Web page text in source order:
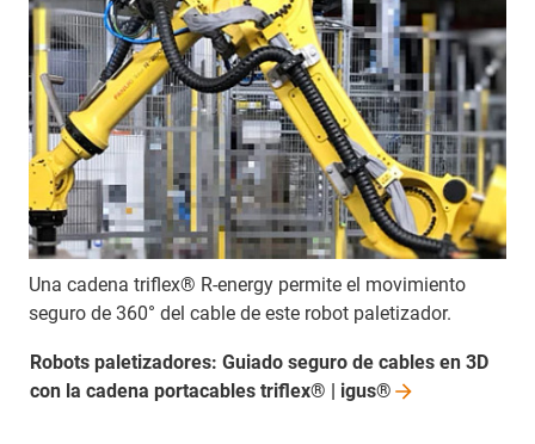
Una cadena triflex® R-energy permite el movimiento
seguro de 360° del cable de este robot paletizador.
Robots paletizadores: Guiado seguro de cables en 3D
con la cadena portacables triflex® | igus®